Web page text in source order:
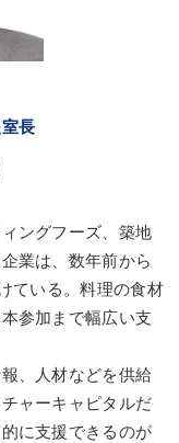
長
ングフーズ、築地
業は、数年前から
ている。料理の食材
参加まで幅広い支
、人材などを供給
ャーキャピタルだ
に支援できるのが